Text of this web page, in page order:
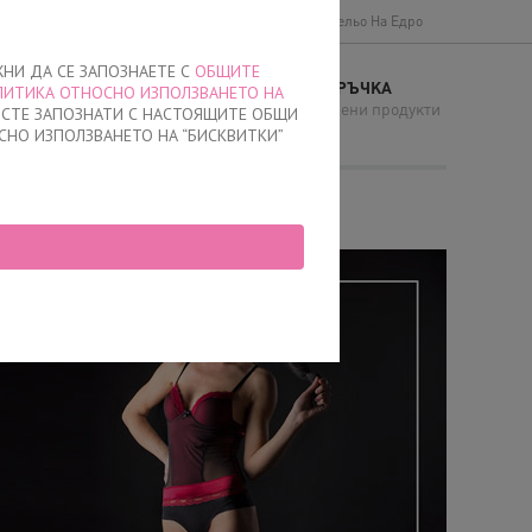
ДА СЕ ЗАПОЗНАЕТЕ С ОБЩИТЕ
ОТНОСНО ИЗПОЛЗВАНЕТО НА
ЗАПОЗНАТИ С НАСТОЯЩИТЕ ОБЩИ
ИЗПОЛЗВАНЕТО НА “БИСКВИТКИ”
Бельо На Едро
МОЯТА ПОРЪЧКА
няма добавени продукти